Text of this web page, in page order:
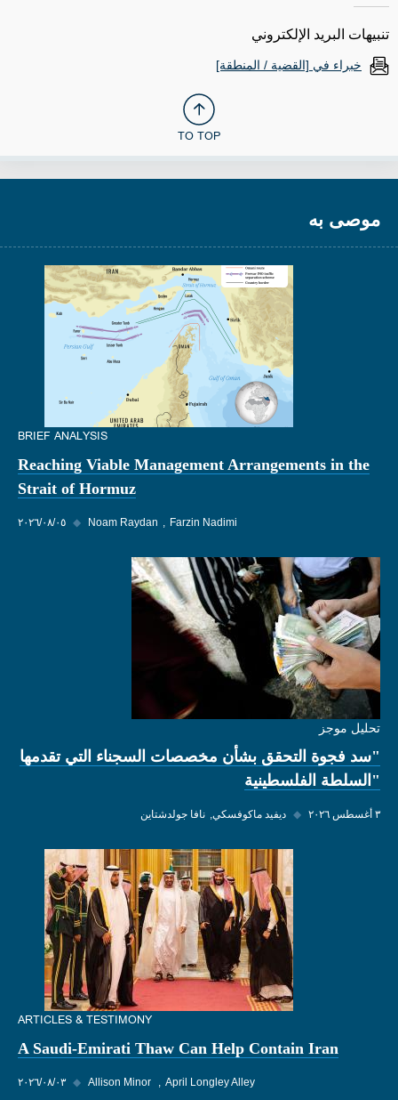
تنبيهات البريد الإلكتروني
خبراء في [القضية / المنطقة]
TO TOP
موصى به
BRIEF ANALYSIS
Reaching Viable Management Arrangements in the
Strait of Hormuz
٠٥‏/٠٨‏/٢٠٢٦ ◆ Noam Raydan Farzin Nadimi
تحليل موجز
"سد فجوة التحقق بشأن مخصصات السجناء التي تقدمها
"السلطة الفلسطينية
٣ أغسطس ٢٠٢٦ ◆ ديفيد ماكوفسكي نافا جولدشتاين
ARTICLES & TESTIMONY
A Saudi-Emirati Thaw Can Help Contain Iran
٠٣‏/٠٨‏/٢٠٢٦ ◆ Allison Minor April Longley Alley